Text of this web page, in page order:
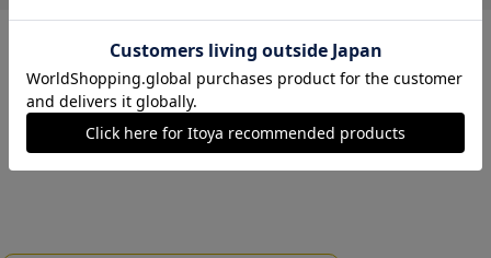
メルシーID・パスワードを忘れた方
メルシーIDをお持ちでない方は